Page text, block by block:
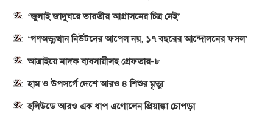
‘জুলাই জাদুঘরে ভারতীয় আগ্রাসনের চিত্র নেই’
‘গণঅভ্যুত্থান নিউটনের আপেল নয়, ১৭ বছরের আন্দোলনের ফসল’
আত্রাইয়ে মাদক ব্যবসায়ীসহ গ্রেফতার-৮
হাম ও উপসর্গে দেশে আরও ৪ শিশুর মৃত্যু
হলিউডে আরও এক ধাপ এগোলেন প্রিয়াঙ্কা চোপড়া